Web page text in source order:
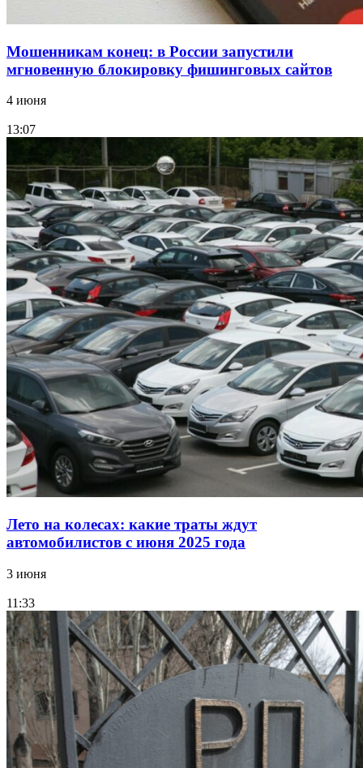
Мошенникам конец: в России запустили
мгновенную блокировку фишинговых сайтов
4 июня
13:07
Лето на колесах: какие траты ждут
автомобилистов с июня 2025 года
3 июня
11:33